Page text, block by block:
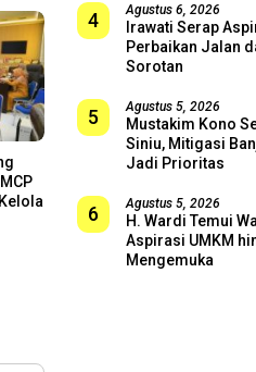
4 Agustus 6, 2026
Irawati Serap
Perbaikan Jalan
Sorotan
5 Agustus 5, 2026
Mustakim Kono
Siniu, Mitigasi
Jadi Prioritas
6 Agustus 5, 2026
H. Wardi Temui
Aspirasi UMKM
Mengemuka